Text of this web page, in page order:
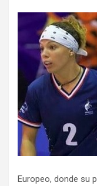
Europeo, donde su